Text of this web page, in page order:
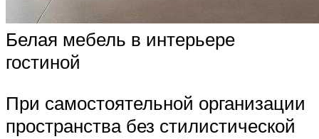
Белая мебель в интерьере
гостиной
При самостоятельной организации
пространства без стилистической